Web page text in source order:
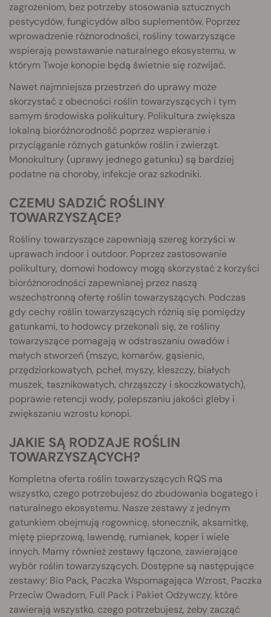
zagrożeniom, bez potrzeby stosowania sztucznych
pestycydów, fungicydów albo suplementów. Poprzez
wprowadzenie różnorodności, rośliny towarzyszące
wspierają powstawanie naturalnego ekosystemu, w
którym Twoje konopie będą świetnie się rozwijać.
Nawet najmniejsza przestrzeń do uprawy może
skorzystać z obecności roślin towarzyszących i tym
samym środowiska polikultury. Polikultura zwiększa
lokalną bioróżnorodność poprzez wspieranie i
przyciąganie różnych gatunków roślin i zwierząt.
Monokultury (uprawy jednego gatunku) są bardziej
podatne na choroby, infekcje oraz szkodniki.
CZEMU SADZIĆ ROŚLINY
TOWARZYSZĄCE?
Rośliny towarzyszące zapewniają szereg korzyści w
uprawach indoor i outdoor. Poprzez zastosowanie
polikultury, domowi hodowcy mogą skorzystać z korzyści
bioróżnorodności zapewnianej przez naszą
wszechstronną ofertę roślin towarzyszących. Podczas
gdy cechy roślin towarzyszących różnią się pomiędzy
gatunkami, to hodowcy przekonali się, że rośliny
towarzyszące pomagają w odstraszaniu owadów i
małych stworzeń (mszyc, komarów, gąsienic,
przędziorkowatych, pcheł, myszy, kleszczy, białych
muszek, tasznikowatych, chrząszczy i skoczkowatych),
poprawie retencji wody, polepszaniu jakości gleby i
zwiększaniu wzrostu konopi.
JAKIE SĄ RODZAJE ROŚLIN
TOWARZYSZĄCYCH?
Kompletna oferta roślin towarzyszących RQS ma
wszystko, czego potrzebujesz do zbudowania bogatego i
naturalnego ekosystemu. Nasze zestawy z jednym
gatunkiem obejmują rogownicę, słonecznik, aksamitkę,
miętę pieprzową, lawendę, rumianek, koper i wiele
innych. Mamy również zestawy łączone, zawierające
wybór roślin towarzyszących. Dostępne są następujące
zestawy: Bio Pack, Paczka Wspomagająca Wzrost, Paczka
Przeciw Owadom, Full Pack i Pakiet Odżywczy, które
zawierają wszystko, czego potrzebujesz, żeby zacząć